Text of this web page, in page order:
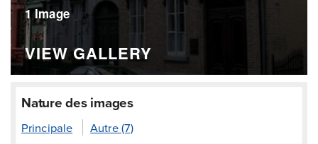
1 Image
VIEW GALLERY
Nature des images
Principale Autre (7)